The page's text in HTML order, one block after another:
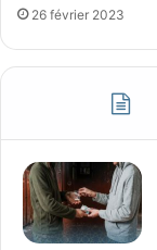
26 février 2023